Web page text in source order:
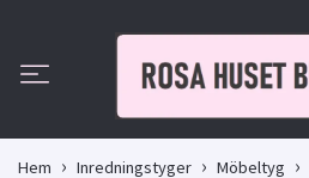
Hem Inredningstyger Möbeltyg